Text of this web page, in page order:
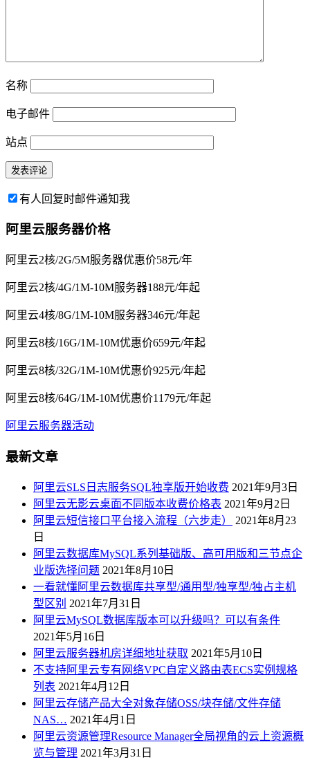
名称
电子邮件
站点
有人回复时邮件通知我
阿里云服务器价格
阿里云2核/2G/5M服务器优惠价58元/年
阿里云2核/4G/1M-10M服务器188元/年起
阿里云4核/8G/1M-10M服务器346元/年起
阿里云8核/16G/1M-10M优惠价659元/年起
阿里云8核/32G/1M-10M优惠价925元/年起
阿里云8核/64G/1M-10M优惠价1179元/年起
阿里云服务器活动
最新文章
阿里云SLS日志服务SQL独享版开始收费 2021年9月3日
阿里云无影云桌面不同版本收费价格表 2021年9月2日
阿里云短信接口平台接入流程（六步走）
2021年8月23
日
阿里云数据库MySQL系列基础版、高可用版和三节点企
业版选择问题 2021年8月10日
一看就懂阿里云数据库共享型/通用型/独享型/独占主机
型区别 2021年7月31日
阿里云MySQL数据库版本可以升级吗？可以有条件
2021年5月16日
阿里云服务器机房详细地址获取 2021年5月10日
不支持阿里云专有网络VPC自定义路由表ECS实例规格
列表 2021年4月12日
阿里云存储产品大全对象存储OSS/块存储/文件存储
NAS… 2021年4月1日
阿里云资源管理Resource Manager全局视角的云上资源概
览与管理 2021年3月31日